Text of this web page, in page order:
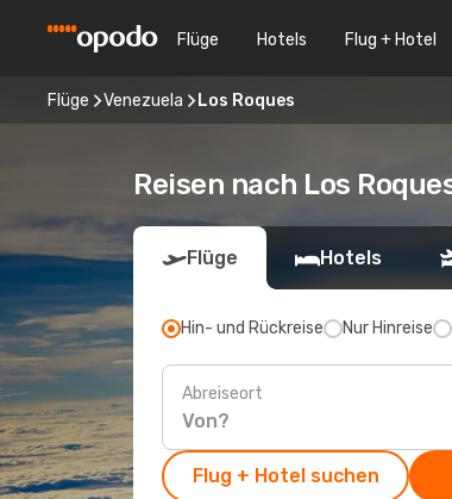
Flüge Hotels Flug + Hotel
Flüge Venezuela Los Roques
Reisen nach Los
Flüge Hotels
Hin- und Rückreise Nur Hinreise
Abreiseort
Flug + Hotel suchen